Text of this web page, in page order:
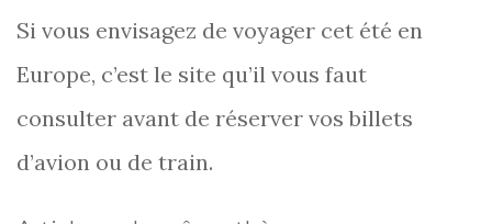
Si vous envisagez de voyager cet été en
Europe, c’est le site qu’il vous faut
consulter avant de réserver vos billets
d’avion ou de train.